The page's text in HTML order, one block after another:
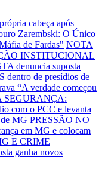
cabeça após
Zarembski: O Único
de Fardas" NOTA
INSTITUCIONAL
denuncia suposta
de presídios de
“A verdade começou
SEGURANÇA:
com o PCC e levanta
MG PRESSÃO NO
em MG e colocam
E CRIME
ganha novos